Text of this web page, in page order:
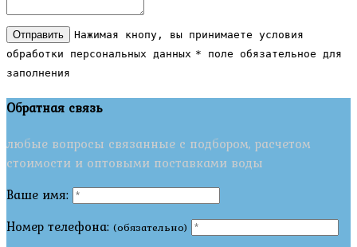
Отправить
Нажимая кнопу, вы принимаете условия
обработки персональных данных * поле обязательное для
заполнения
Обратная связь
любые вопросы связанные с подбором, расчетом
стоимости и оптовыми поставками воды
Ваше имя:
Номер телефона: (обязательно)